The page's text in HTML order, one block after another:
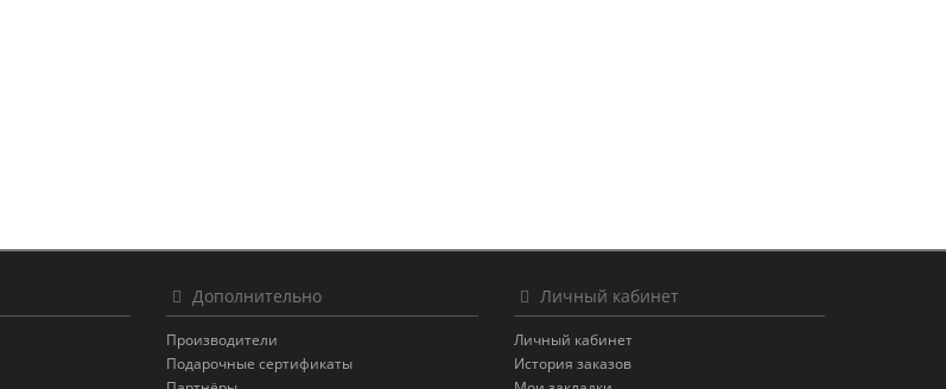
Дополнительно
Производители
Подарочные сертификаты
Личный кабинет
Личный кабинет
История заказов